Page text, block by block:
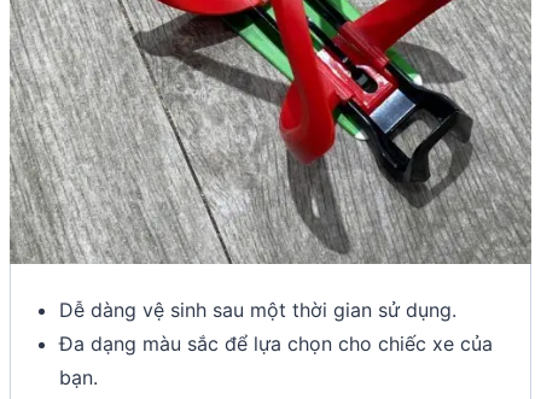
Dễ dàng vệ sinh sau một thời gian sử dụng.
Đa dạng màu sắc để lựa chọn cho chiếc xe của
bạn.